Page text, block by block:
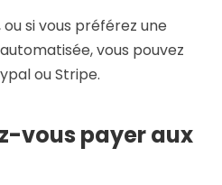
si vous préférez une
vous pouvez
ou Stripe.
vous payer aux